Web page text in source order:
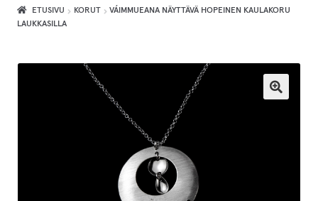
Uniikkiviikko
Joululahjat naiselle
ETUSIVU KORUT
VÁIMMUEANA NÄYTTÄVÄ HOPEINEN KAULAKORU
LAUKKASILLA